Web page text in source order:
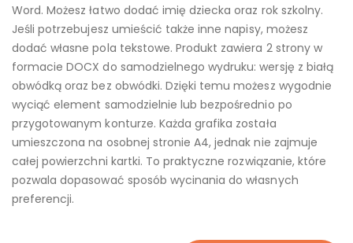
Word. Możesz łatwo dodać imię dziecka oraz rok szkolny.
Jeśli potrzebujesz umieścić także inne napisy, możesz
dodać własne pola tekstowe. Produkt zawiera 2 strony w
formacie DOCX do samodzielnego wydruku: wersję z białą
obwódką oraz bez obwódki. Dzięki temu możesz wygodnie
wyciąć element samodzielnie lub bezpośrednio po
przygotowanym konturze. Każda grafika została
umieszczona na osobnej stronie A4, jednak nie zajmuje
całej powierzchni kartki. To praktyczne rozwiązanie, które
pozwala dopasować sposób wycinania do własnych
preferencji.